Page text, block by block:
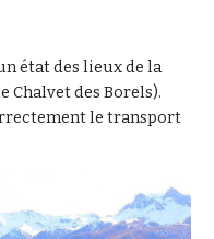
état des lieux de la
Chalvet des Borels).
le transport